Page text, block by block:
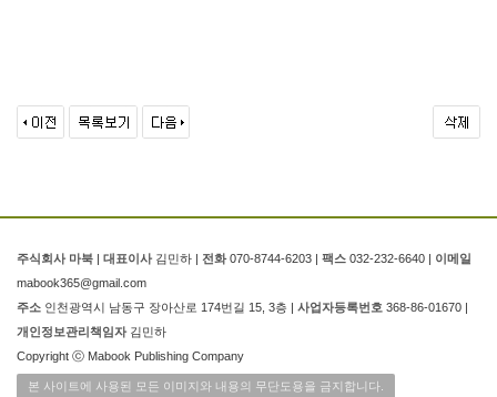
주식회사 마북 | 대표이사 김민하 | 전화070-8744-6203 | 팩스 032-232-6640 | 이메일
mabook365@gmail.com
주소 인천광역시 남동구 장아산로 174번길 15, 3층 | 사업자등록번호 368-86-01670 |
개인정보관리책임자 김민하
Copyright ⓒ Mabook Publishing Company
본 사이트에 사용된 모든 이미지와 내용의 무단도용을 금지합니다.